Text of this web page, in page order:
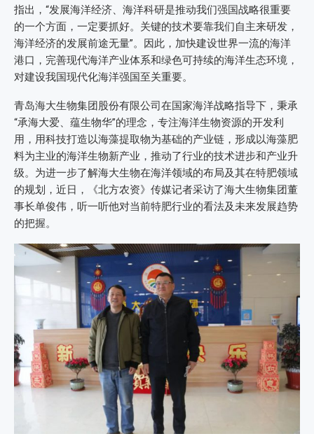
指出，“发展海洋经济、海洋科研是推动我们强国战略很重要
的一个方面，一定要抓好。关键的技术要靠我们自主来研发，
海洋经济的发展前途无量”。因此，加快建设世界一流的海洋
港口，完善现代海洋产业体系和绿色可持续的海洋生态环境，
对建设我国现代化海洋强国至关重要。
青岛海大生物集团股份有限公司在国家海洋战略指导下，秉承
“承海大爱、蕴生物华”的理念，专注海洋生物资源的开发利
用，用科技打造以海藻提取物为基础的产业链，形成以海藻肥
料为主业的海洋生物新产业，推动了行业的技术进步和产业升
级。为进一步了解海大生物在海洋领域的布局及其在特肥领域
的规划，近日，《北方农资》传媒记者采访了海大生物集团董
事长单俊伟，听一听他对当前特肥行业的看法及未来发展趋势
的把握。